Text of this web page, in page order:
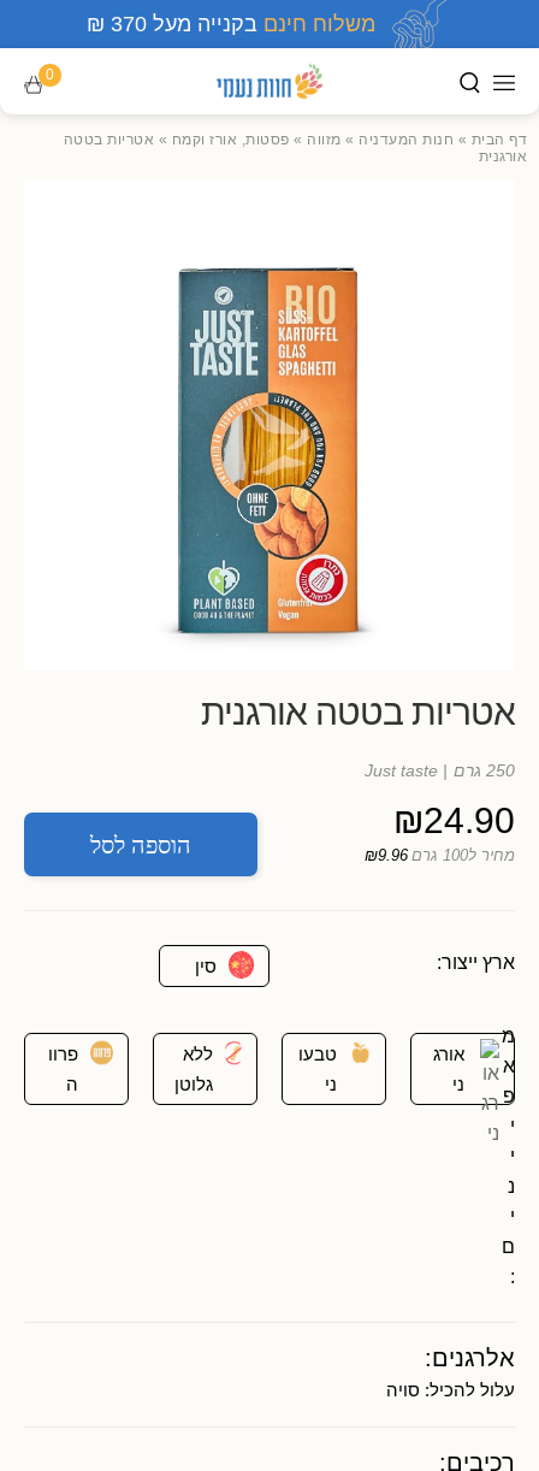
משלוח חינם בקנייה מעל 370 ₪
0
דף הבית » חנות המעדניה » מזווה » פסטות, אורז וקמח » אטריות בטטה
אורגנית
אטריות בטטה אורגנית
250 גרם | Just taste
₪24.90
מחיר ל100 גרם ₪9.96 הוספה לסל
ארץ ייצור: סין
מ
א
פ
י
י
נ
י
ם
:
אורג
ני
טבעו
ני
ללא
גלוטן
פרוו
ה
אלרגנים:
עלול להכיל: סויה
רכיבים: